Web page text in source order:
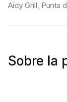
Aidy Grill, Punta
Sobre la